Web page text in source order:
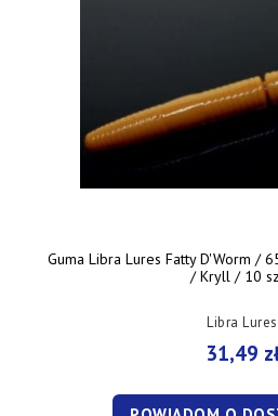
Guma Libra Lures Fatty D'Worm /
/ Kryll / 10
Libra Lures
31,49